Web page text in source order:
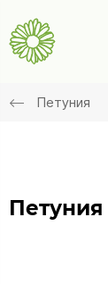
Петуния